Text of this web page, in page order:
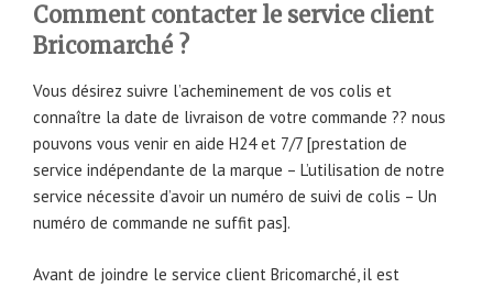
Comment contacter le service client
Bricomarché ?
Vous désirez suivre l’acheminement de vos colis et
connaître la date de livraison de votre commande ?? nous
pouvons vous venir en aide H24 et 7/7 [prestation de
service indépendante de la marque – L’utilisation de notre
service nécessite d’avoir un numéro de suivi de colis – Un
numéro de commande ne suffit pas].
Avant de joindre le service client Bricomarché, il est